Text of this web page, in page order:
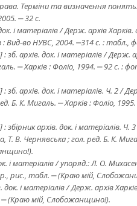
Терміни та визначення
‒ 32 с.
і матеріалів / Держ. архів
: Вид-во НУВС, 2004. ‒314 с. :
зб. архів. док. і матеріалів / Держ.
‒ Харків : Фоліо, 1994. ‒ 92 с. :
зб. архів. док. і матеріалів. Ч. 2 /
Б. К. Мигаль. ‒ Харків : Фоліо,
збірник архів. док. і матеріалів.
В. Чернявська ; гол. ред. Б. К.
і матеріалів / упоряд.: Л. О.
рис., табл. ‒ (Кpаю мiй,
і матеріалів / Держ. архів
‒ (Кpаю мiй, Слобожанщино!).